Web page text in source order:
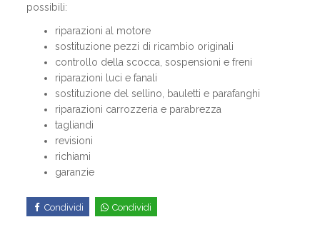
possibili:
riparazioni al motore
sostituzione pezzi di ricambio originali
controllo della scocca, sospensioni e freni
riparazioni luci e fanali
sostituzione del sellino, bauletti e parafanghi
riparazioni carrozzeria e parabrezza
tagliandi
revisioni
richiami
garanzie
Condividi Condividi